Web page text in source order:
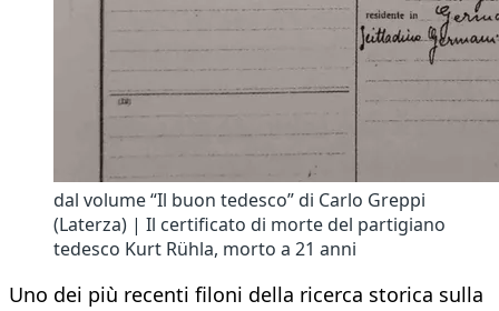
dal volume “Il buon tedesco” di Carlo Greppi
(Laterza) | Il certificato di morte del partigiano
tedesco Kurt Rühla, morto a 21 anni
Uno dei più recenti filoni della ricerca storica sulla